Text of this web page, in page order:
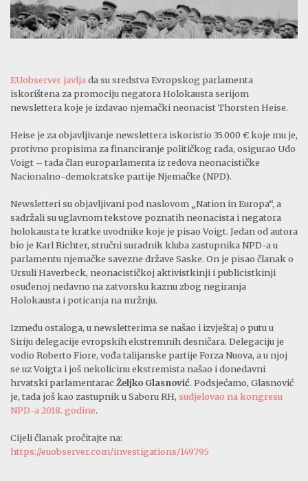
EUobserver javljada su sredstva Evropskog parlamenta
iskorištena za promociju negatora Holokausta serijom
newslettera koje je izdavao njemački neonacist Thorsten Heise.
Heise je za objavljivanje newslettera iskoristio 35.000 € koje mu je,
protivno propisima za financiranje političkog rada, osigurao Udo
Voigt – tada član europarlamenta iz redova neonacističke
Nacionalno-demokratske partije Njemačke (NPD).
Newsletteri su objavljivani pod naslovom „Nation in Europa“, a
sadržali su uglavnom tekstove poznatih neonacista i negatora
holokausta te kratke uvodnike koje je pisao Voigt. Jedan od autora
bio je Karl Richter, stručni suradnik kluba zastupnika NPD-a u
parlamentu njemačke savezne države Saske. On je pisao članak o
Ursuli Haverbeck, neonacističkoj aktivistkinji i publicistkinji
osuđenoj nedavno na zatvorsku kaznu zbog negiranja
Holokausta i poticanja na mržnju.
Između ostaloga, u newsletterima se našao i izvještaj o putu u
Siriju delegacije evropskih ekstremnih desničara. Delegaciju je
vodio Roberto Fiore, vođa talijanske partije Forza Nuova, a u njoj
se uz Voigta i još nekolicinu ekstremista našao i donedavni
hrvatski parlamentaracŽeljko Glasnović. Podsjećamo, Glasnović
je, tada još kao zastupnik u Saboru RH, sudjelovao na kongresu
NPD-a 2018. godine.
Cijeli članak pročitajte na:
https://euobserver.com/investigations/149795